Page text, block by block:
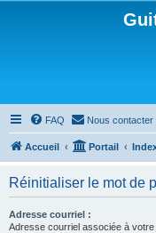
FAQ Nous contacter
Accueil Portail
Réinitialiser le mot de
Adresse courriel :
Adresse courriel associée à